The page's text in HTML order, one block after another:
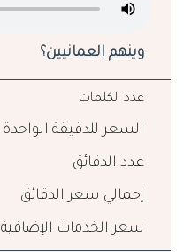
وينهم العمانيين؟
عدد الكلمات
السعر للدقيقة الواحدة
عدد الدقائق
إجمالي سعر الدقائق
سعر الخدمات الإضافية